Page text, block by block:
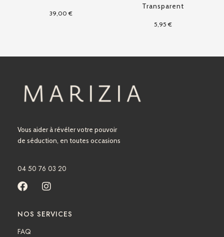
39,00€
Transparent
5,95€
Vous aider à révéler votre pouvoir
de séduction, en toutes occasions
04 50 76 03 20
F
e
b
I
t
NOS SERVICES
FAQ